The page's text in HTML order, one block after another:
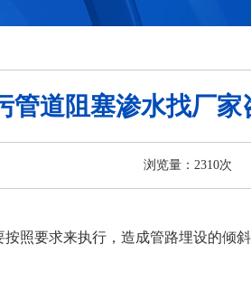
管道阻塞渗水找厂家
浏览量： 2310次
照要求来执行，造成管路埋设的倾